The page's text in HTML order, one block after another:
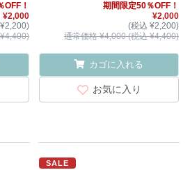
OFF！
¥2,000
期間限定50％OFF！
¥2,000
(税込 ¥2,200)
通常価格 ¥4,000 (税込 ¥4,400)
カゴに入れる
お気に入り
SALE